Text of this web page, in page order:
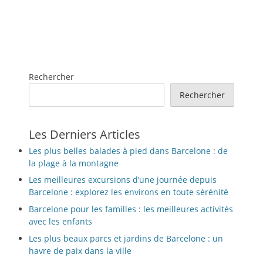
Rechercher
Rechercher
Les Derniers Articles
Les plus belles balades à pied dans Barcelone : de
la plage à la montagne
Les meilleures excursions d’une journée depuis
Barcelone : explorez les environs en toute sérénité
Barcelone pour les familles : les meilleures activités
avec les enfants
Les plus beaux parcs et jardins de Barcelone : un
havre de paix dans la ville